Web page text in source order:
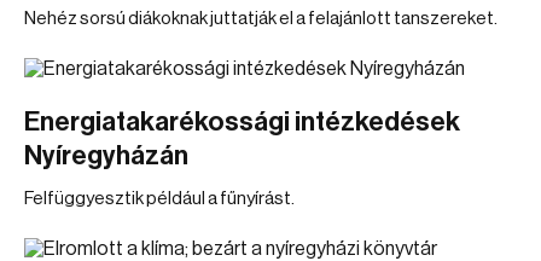
Nehéz sorsú diákoknak juttatják el a felajánlott tanszereket.
Energiatakarékossági intézkedések
Nyíregyházán
Felfüggyesztik például a fűnyírást.